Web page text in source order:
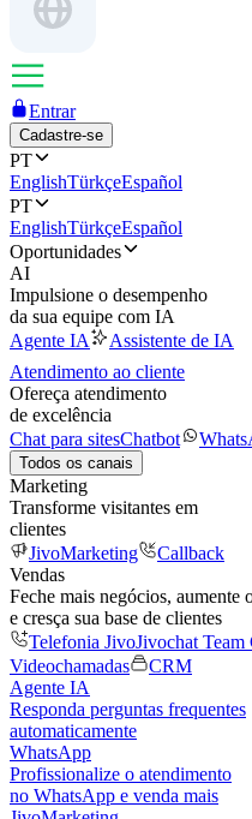
Entrar
Cadastre-se
PT
EnglishTürkçeEspañol
PT
EnglishTürkçeEspañol
Oportunidades
AI
Impulsione o desempenho
da sua equipe com IA
Agente IA
Assistente de IA
Atendimento ao cliente
Ofereça atendimento
de excelência
Chat para sitesChatbot
Todos os canais
Marketing
Transforme visitantes em
clientes
JivoMarketing
Callback
Vendas
Feche mais negócios, aumente
e cresça sua base de clientes
Telefonia JivoJivochat Team
Videochamadas
CRM
Agente IA
Responda perguntas frequentes
automaticamente
WhatsApp
Profissionalize o atendimento
no WhatsApp e venda mais